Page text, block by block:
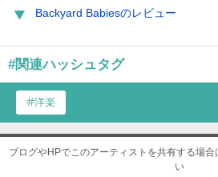
Backyard Babiesのレビュー
#関連ハッシュタグ
洋楽
ブログやHPでこのアーティストを共有する場
い